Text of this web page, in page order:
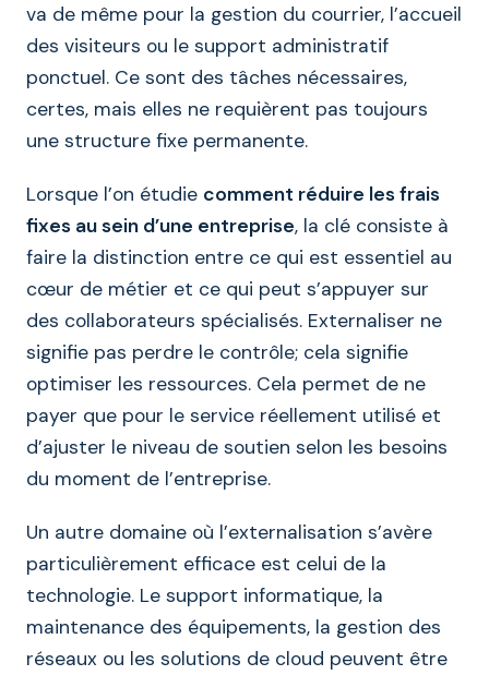
va de même pour la gestion du courrier, l’accueil
des visiteurs ou le support administratif
ponctuel. Ce sont des tâches nécessaires,
certes, mais elles ne requièrent pas toujours
une structure fixe permanente.
Lorsque l’on étudie comment réduire les frais
fixes au sein d’une entreprise, la clé consiste à
faire la distinction entre ce qui est essentiel au
cœur de métier et ce qui peut s’appuyer sur
des collaborateurs spécialisés. Externaliser ne
signifie pas perdre le contrôle; cela signifie
optimiser les ressources. Cela permet de ne
payer que pour le service réellement utilisé et
d’ajuster le niveau de soutien selon les besoins
du moment de l’entreprise.
Un autre domaine où l’externalisation s’avère
particulièrement efficace est celui de la
technologie. Le support informatique, la
maintenance des équipements, la gestion des
réseaux ou les solutions de cloud peuvent être